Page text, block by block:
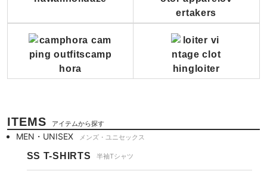
ITEMS アイテムから探す
MEN・UNISEX メンズ・ユニセックス
SS T-SHIRTS 半袖Tシャツ